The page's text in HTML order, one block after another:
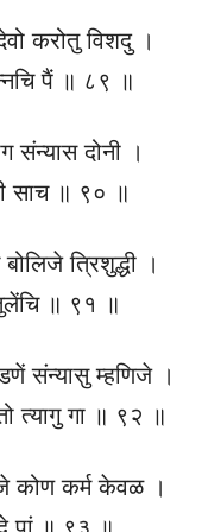
करोतु विशदु ।
पैं ॥ ८९ ॥
संन्यास दोनी ।
साच ॥ ९० ॥
त्रिशुद्धी ।
॥ ९१ ॥
संन्यासु म्हणिजे ।
त्यागु गा ॥ ९२ ॥
कोण कर्म केवळ ।